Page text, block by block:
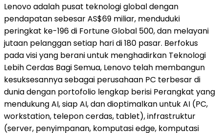
Lenovo adalah pusat teknologi global dengan
pendapatan sebesar AS$69 miliar, menduduki
peringkat ke-196 di Fortune Global 500, dan melayani
jutaan pelanggan setiap hari di 180 pasar. Berfokus
pada visi yang berani untuk menghadirkan Teknologi
Lebih Cerdas Bagi Semua, Lenovo telah membangun
kesuksesannya sebagai perusahaan PC terbesar di
dunia dengan portofolio lengkap berisi Perangkat yang
mendukung AI, siap AI, dan dioptimalkan untuk AI (PC,
workstation, telepon cerdas, tablet), infrastruktur
(server, penyimpanan, komputasi edge, komputasi